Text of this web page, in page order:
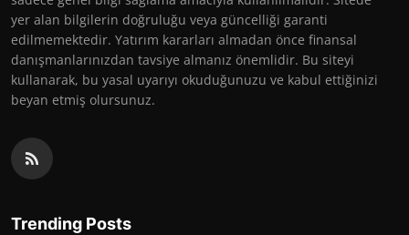
yer alan bilgilerin doğruluğu veya güncelliği garanti
edilmemektedir. Yatırım kararları almadan önce finansal
danışmanlarınızdan tavsiye almanız önemlidir. Bu siteyi
kullanarak, bu yasal uyarıyı okuduğunuzu ve kabul ettiğinizi
beyan etmiş olursunuz.
Trending Posts